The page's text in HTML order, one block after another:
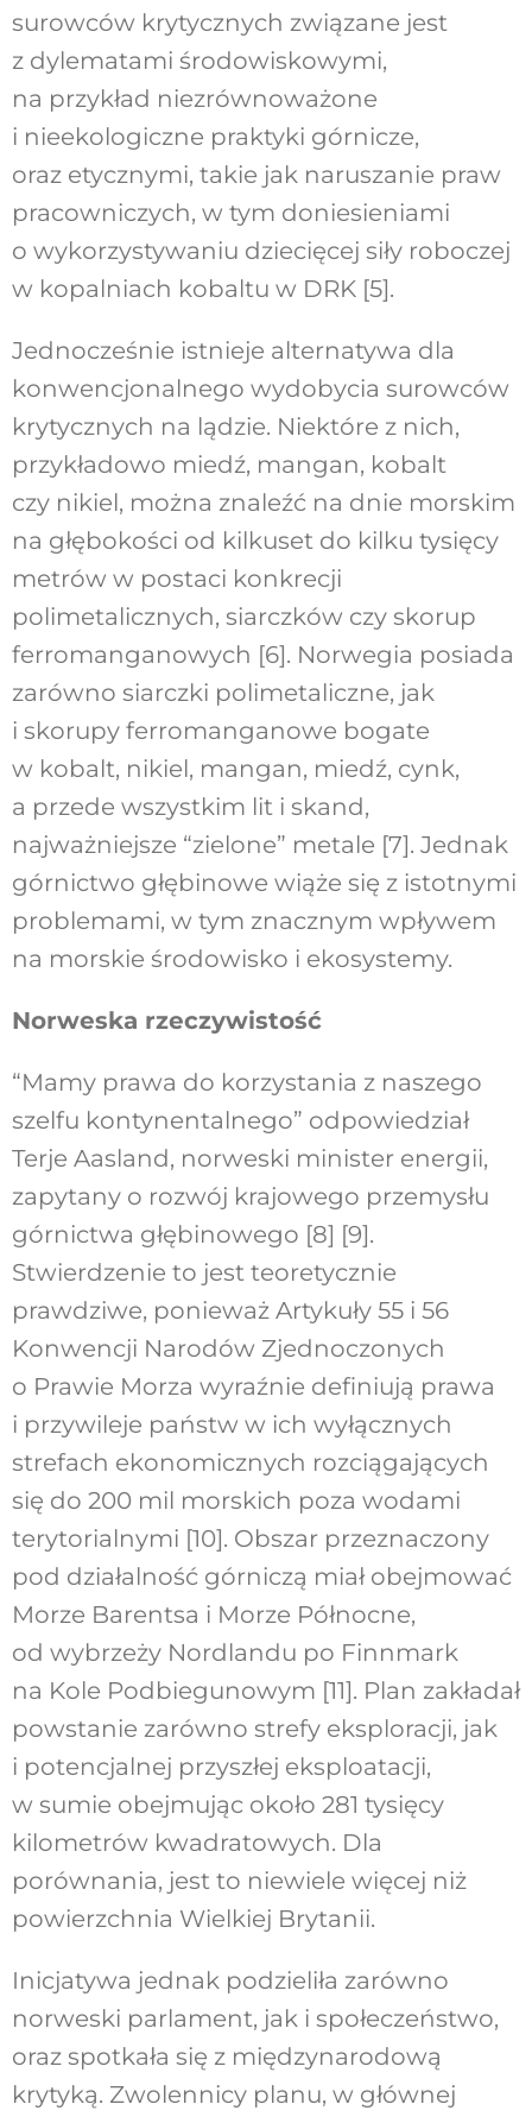
surowców krytycznych związane jest
z dylematami środowiskowymi,
na przykład niezrównoważone
i nieekologiczne praktyki górnicze,
oraz etycznymi, takie jak naruszanie praw
pracowniczych, w tym doniesieniami
o wykorzystywaniu dziecięcej siły roboczej
w kopalniach kobaltu w DRK [5].
Jednocześnie istnieje alternatywa dla
konwencjonalnego wydobycia surowców
krytycznych na lądzie. Niektóre z nich,
przykładowo miedź, mangan, kobalt
czy nikiel, można znaleźć na dnie morskim
na głębokości od kilkuset do kilku tysięcy
metrów w postaci konkrecji
polimetalicznych, siarczków czy skorup
ferromanganowych [6]. Norwegia posiada
zarówno siarczki polimetaliczne, jak
i skorupy ferromanganowe bogate
w kobalt, nikiel, mangan, miedź, cynk,
a przede wszystkim lit i skand,
najważniejsze “zielone” metale [7]. Jednak
górnictwo głębinowe wiąże się z istotnymi
problemami, w tym znacznym wpływem
na morskie środowisko i ekosystemy.
Norweska rzeczywistość
“Mamy prawa do korzystania z naszego
szelfu kontynentalnego” odpowiedział
Terje Aasland, norweski minister energii,
zapytany o rozwój krajowego przemysłu
górnictwa głębinowego [8] [9].
Stwierdzenie to jest teoretycznie
prawdziwe, ponieważ Artykuły 55 i 56
Konwencji Narodów Zjednoczonych
o Prawie Morza wyraźnie definiują prawa
i przywileje państw w ich wyłącznych
strefach ekonomicznych rozciągających
się do 200 mil morskich poza wodami
terytorialnymi [10]. Obszar przeznaczony
pod działalność górniczą miał obejmować
Morze Barentsa i Morze Północne,
od wybrzeży Nordlandu po Finnmark
na Kole Podbiegunowym [11]. Plan zakładał
powstanie zarówno strefy eksploracji, jak
i potencjalnej przyszłej eksploatacji,
w sumie obejmując około 281 tysięcy
kilometrów kwadratowych. Dla
porównania, jest to niewiele więcej niż
powierzchnia Wielkiej Brytanii.
Inicjatywa jednak podzieliła zarówno
norweski parlament, jak i społeczeństwo,
oraz spotkała się z międzynarodową
krytyką. Zwolennicy planu, w głównej